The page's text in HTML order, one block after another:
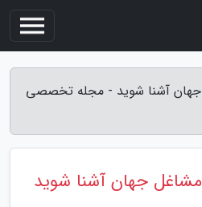
جهان آشنا شوید - مجله تخصصی
جهان آشنا شوید